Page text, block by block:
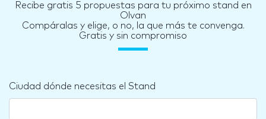
Recibe gratis 5 propuestas para tu próximo stand en
Olvan
Compáralas y elige, o no, la que más te convenga.
Gratis y sin compromiso
Ciudad dónde necesitas el Stand